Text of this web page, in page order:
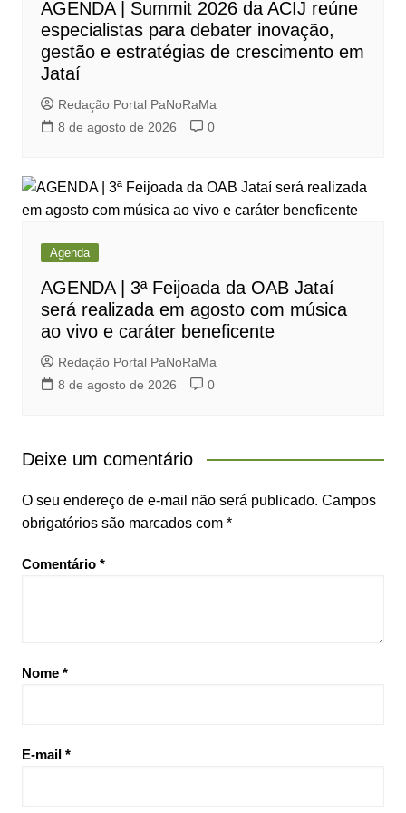
AGENDA | Summit 2026 da ACIJ reúne
especialistas para debater inovação,
gestão e estratégias de crescimento em
Jataí
Redação Portal PaNoRaMa
8 de agosto de 2026
0
Agenda
AGENDA | 3ª Feijoada da OAB Jataí
será realizada em agosto com música
ao vivo e caráter beneficente
Redação Portal PaNoRaMa
8 de agosto de 2026
0
Deixe um comentário
O seu endereço de e-mail não será publicado. Campos
obrigatórios são marcados com *
Comentário *
Nome *
E-mail *